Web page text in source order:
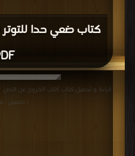
كتاب ضعي حدا
قراءة و تحميل كتاب كتاب الخروج عن النص PDF مجانا | مكتبة >
| التحميل